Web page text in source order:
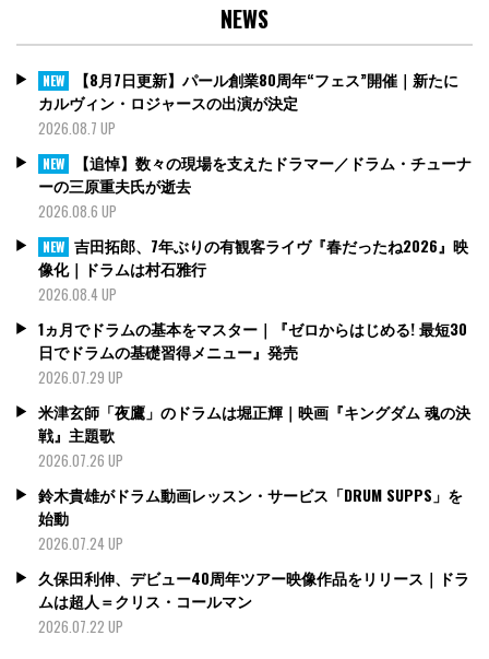
NEWS
NEW
【8月7日更新】パール創業80周年“フェス”開催｜新たに
カルヴィン・ロジャースの出演が決定
2026.08.7 UP
NEW
【追悼】数々の現場を支えたドラマー／ドラム・チューナ
ーの三原重夫氏が逝去
2026.08.6 UP
NEW 吉田拓郎、7年ぶりの有観客ライヴ『春だったね2026』映
像化｜ドラムは村石雅行
2026.08.4 UP
1ヵ月でドラムの基本をマスター｜『ゼロからはじめる! 最短30
日でドラムの基礎習得メニュー』発売
2026.07.29 UP
米津玄師「夜鷹」のドラムは堀正輝｜映画『キングダム 魂の決
戦』主題歌
2026.07.26 UP
鈴木貴雄がドラム動画レッスン・サービス「DRUM SUPPS」を
始動
2026.07.24 UP
久保田利伸、デビュー40周年ツアー映像作品をリリース｜ドラ
ムは超人＝クリス・コールマン
2026.07.22 UP